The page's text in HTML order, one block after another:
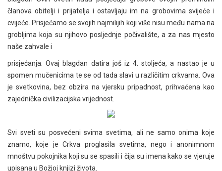
članova obitelji i prijatelja i ostavljaju im na grobovima svijeće i
cvijeće. Prisjećamo se svojih najmilijih koji više nisu među nama na
grobljima koja su njihovo posljednje počivalište, a za nas mjesto
naše zahvale i
prisjećanja. Ovaj blagdan datira još iz 4. stoljeća, a nastao je u
spomen mučenicima te se od tada slavi u različitim crkvama. Ova
je svetkovina, bez obzira na vjersku pripadnost, prihvaćena kao
zajednička civilizacijska vrijednost.
Svi sveti su posvećeni svima svetima, ali ne samo onima koje
znamo, koje je Crkva proglasila svetima, nego i anonimnom
mnoštvu pokojnika koji su se spasili i čija su imena kako se vjeruje
upisana u Božjoj knjizi života.